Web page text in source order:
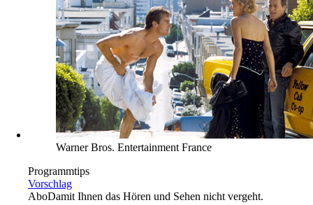
Warner Bros. Entertainment France
Programmtips
Vorschlag
AboDamit Ihnen das Hören und Sehen nicht vergeht.